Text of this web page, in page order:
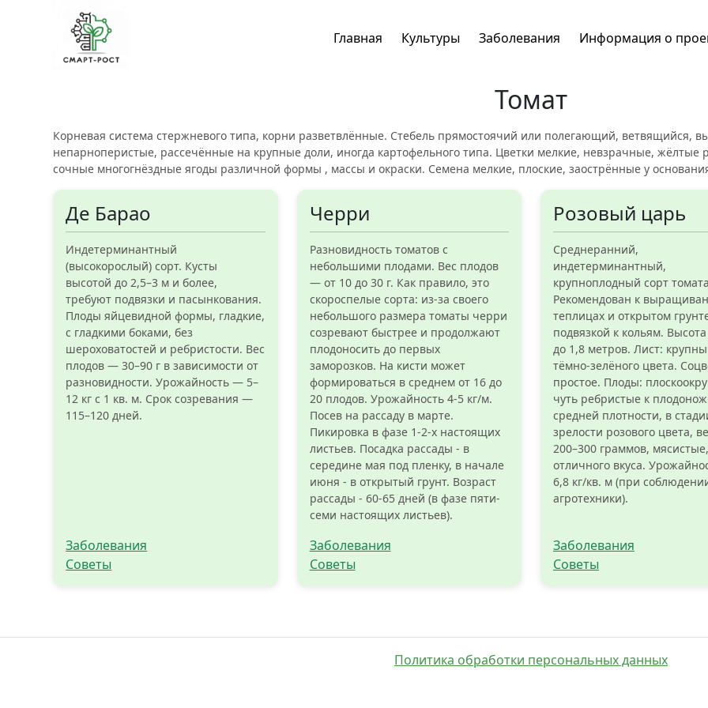
Главная Культуры Заболевания Информация о
Томат
Корневая система стержневого типа, корни разветвлённые. Стебель прямостоячий или полегающий, ветвящийся,
непарноперистые, рассечённые на крупные доли, иногда картофельного типа. Цветки мелкие, невзрачные,
сочные многогнёздные ягоды различной формы , массы и окраски. Семена мелкие, плоские, заострённые у
Де Барао
Индетерминантный
(высокорослый) сорт. Кусты
высотой до 2,5–3 м и более,
требуют подвязки и пасынкования.
Плоды яйцевидной формы, гладкие,
с гладкими боками, без
шероховатостей и ребристости. Вес
плодов — 30–90 г в зависимости от
разновидности. Урожайность — 5–
12 кг с 1 кв. м. Срок созревания —
115–120 дней.
Заболевания
Советы
Черри
Разновидность томатов с
небольшими плодами. Вес плодов
— от 10 до 30 г. Как правило, это
скороспелые сорта: из-за своего
небольшого размера томаты черри
созревают быстрее и продолжают
плодоносить до первых
заморозков. На кисти может
формироваться в среднем от 16 до
20 плодов. Урожайность 4-5 кг/м.
Посев на рассаду в марте.
Пикировка в фазе 1-2-х настоящих
листьев. Посадка рассады - в
середине мая под пленку, в начале
июня - в открытый грунт. Возраст
рассады - 60-65 дней (в фазе пяти-
семи настоящих листьев).
Заболевания
Советы
Розовый царь
Среднеранний,
индетерминантный,
крупноплодный сорт
Рекомендован к
теплицах и открытом
подвязкой к кольям. Высота
до 1,8 метров. Лист:
тёмно-зелёного цвета.
простое. Плоды:
чуть ребристые к
средней плотности, в
зрелости розового цвета,
200–300 граммов, мясистые,
отличного вкуса.
6,8 кг/кв. м (при
агротехники).
Заболевания
Советы
Политика обработки персональных данных